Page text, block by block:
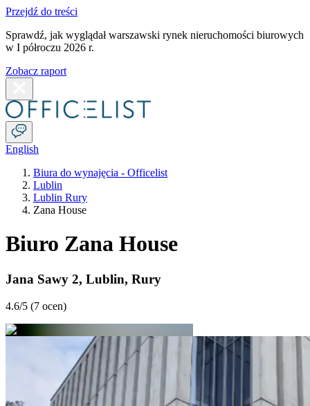
Przejdź do treści
Sprawdź, jak wyglądał warszawski rynek nieruchomości biurowych
w I półroczu 2026 r.
Zobacz raport
English
Biura do wynajęcia - Officelist
Lublin
Lublin Rury
Zana House
Biuro Zana House
Jana Sawy 2, Lublin, Rury
4.6/5 (7 ocen)